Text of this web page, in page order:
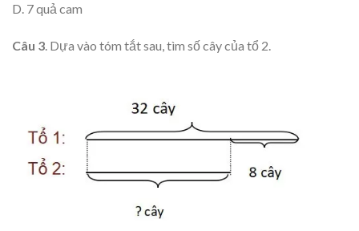
D. 7 quả cam
Câu 3. Dựa vào tóm tắt sau, tìm số cây của tổ 2.